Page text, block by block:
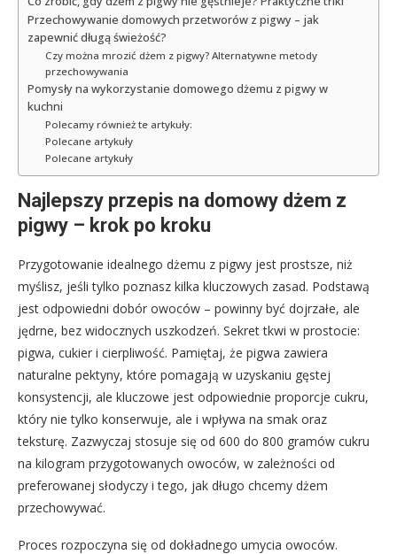
Przechowywanie domowych przetworów z pigwy – jak
zapewnić długą świeżość?
Czy można mrozić dżem z pigwy? Alternatywne metody
przechowywania
Pomysły na wykorzystanie domowego dżemu z pigwy w
kuchni
Polecamy również te artykuły:
Polecane artykuły
Polecane artykuły
Najlepszy przepis na domowy dżem z
pigwy – krok po kroku
Przygotowanie idealnego dżemu z pigwy jest prostsze, niż
myślisz, jeśli tylko poznasz kilka kluczowych zasad. Podstawą
jest odpowiedni dobór owoców – powinny być dojrzałe, ale
jędrne, bez widocznych uszkodzeń. Sekret tkwi w prostocie:
pigwa, cukier i cierpliwość. Pamiętaj, że pigwa zawiera
naturalne pektyny, które pomagają w uzyskaniu gęstej
konsystencji, ale kluczowe jest odpowiednie proporcje cukru,
który nie tylko konserwuje, ale i wpływa na smak oraz
teksturę. Zazwyczaj stosuje się od 600 do 800 gramów cukru
na kilogram przygotowanych owoców, w zależności od
preferowanej słodyczy i tego, jak długo chcemy dżem
przechowywać.
Proces rozpoczyna się od dokładnego umycia owoców.